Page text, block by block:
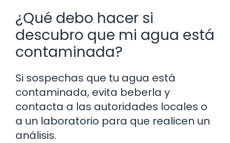
¿Qué debo hacer si
descubro que mi agua está
contaminada?
Si sospechas que tu agua está
contaminada, evita beberla y
contacta a las autoridades locales o
a un laboratorio para que realicen un
análisis.